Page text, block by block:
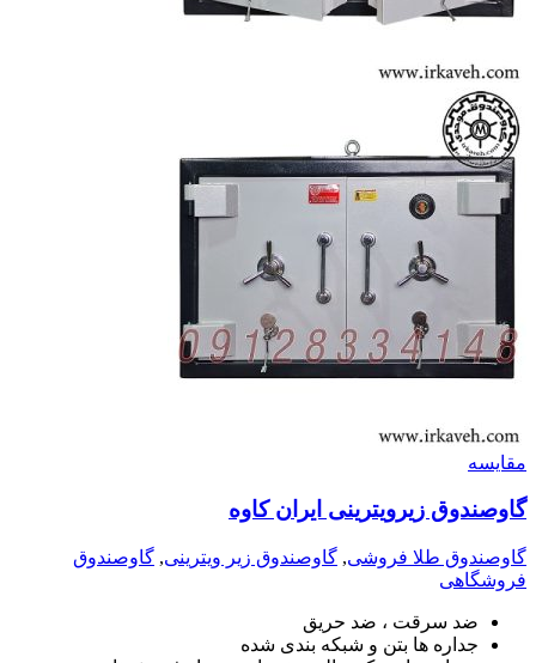
مقايسه
گاوصندوق زیرویترینی ایران کاوه
گاوصندوق طلا فروشی, گاوصندوق زیر ویترینی, گاوصندوق
فروشگاهی
ضد سرقت ، ضد حریق
جداره ها بتن و شبکه بندی شده